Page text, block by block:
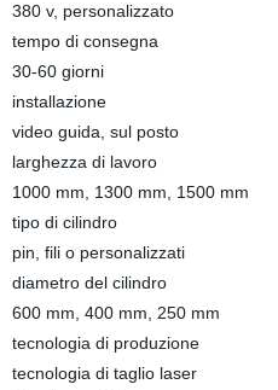
380 v, personalizzato
tempo di consegna
30-60 giorni
installazione
video guida, sul posto
larghezza di lavoro
1000 mm, 1300 mm, 1500 mm
tipo di cilindro
pin, fili o personalizzati
diametro del cilindro
600 mm, 400 mm, 250 mm
tecnologia di produzione
tecnologia di taglio laser